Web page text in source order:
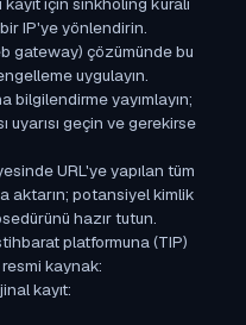
IP'ye yönlendirin.
gateway) çözümünde bu
uygulayın.
bilgilendirme yayımlayın;
uyarısı geçin ve gerekirse
URL'ye yapılan tüm
aktarın; potansiyel kimlik
hazır tutun.
platformuna (TIP)
kaynak:
kayıt: